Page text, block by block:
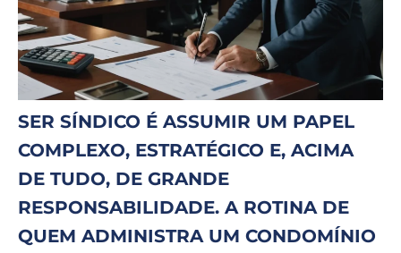
SER SÍNDICO É ASSUMIR UM PAPEL
COMPLEXO, ESTRATÉGICO E, ACIMA
DE TUDO, DE GRANDE
RESPONSABILIDADE. A ROTINA DE
QUEM ADMINISTRA UM CONDOMÍNIO